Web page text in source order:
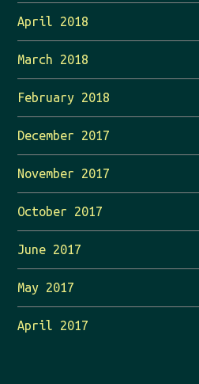
April 2018
March 2018
February 2018
December 2017
November 2017
October 2017
June 2017
May 2017
April 2017